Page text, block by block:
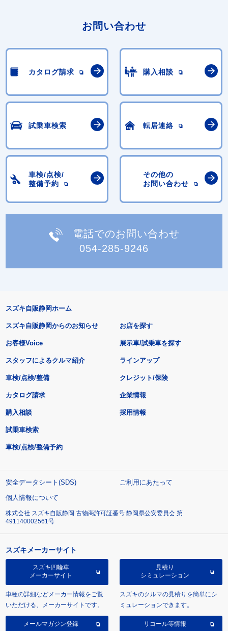
お問い合わせ
カタログ請求 購入相談
試乗車検索 転居連絡
車検/点検/
整備予約
その他の
お問い合わせ
電話でのお問い合わせ
054-285-9246
スズキ自販静岡ホーム
スズキ自販静岡からのお知らせ
お客様Voice
スタッフによるクルマ紹介
お店を探す
展示車/試乗車を探す
ラインアップ
車検/点検/整備 クレジット/保険
カタログ請求
購入相談
試乗車検索
車検/点検/整備予約
企業情報
採用情報
安全データシート(SDS)
ご利用にあたって
個人情報について
株式会社 スズキ自販静岡 古物商許可証番号 静岡県公安委員会 第
491140002561号
スズキメーカーサイト
スズキ四輪車
メーカーサイト
車種の詳細などメーカー情報をご覧
いただける、メーカーサイトです。
見積り
シミュレーション
スズキのクルマの見積りを簡単にシ
ミュレーションできます。
メールマガジン登録 リコール等情報